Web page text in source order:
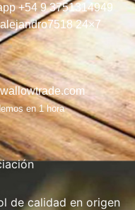
+54 9 3751314949
24×7
en 1 hora
de calidad en origen